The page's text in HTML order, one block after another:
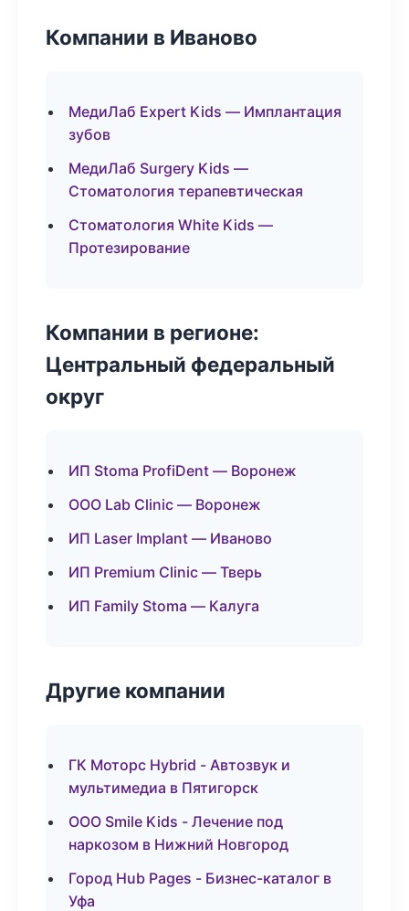
Компании в Иваново
МедиЛаб Expert Kids — Имплантация
зубов
МедиЛаб Surgery Kids —
Стоматология терапевтическая
Стоматология White Kids —
Протезирование
Компании в регионе:
Центральный федеральный
округ
ИП Stoma ProfiDent — Воронеж
ООО Lab Clinic — Воронеж
ИП Laser Implant — Иваново
ИП Premium Clinic — Тверь
ИП Family Stoma — Калуга
Другие компании
ГК Моторс Hybrid - Автозвук и
мультимедиа в Пятигорск
ООО Smile Kids - Лечение под
наркозом в Нижний Новгород
Город Hub Pages - Бизнес-каталог в
Уфа